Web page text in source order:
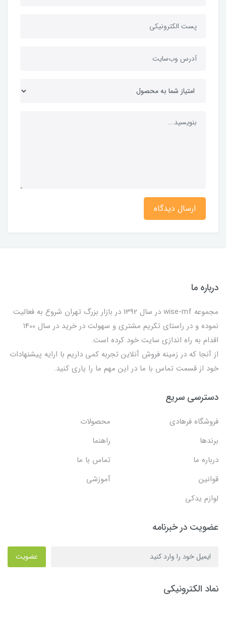
ارسال دیدگاه
درباره ما
مجموعه wise-mf در سال 1392 در بازار بزرگ تهران شروع به فعالیت
نموده و در راستای تکریم مشتری و سهولت در خرید در سال 1400
اقدام به راه اندازی سایت خود کرده است.
از آنجا که در زمینه فروش آنلاین تجربه کمی داریم با ارایه پیشنهادات
خود از قسمت تماس با ما در این مهم ما را یاری کنید.
دسترسی سریع
فروشگاه فرهادی
محصولات
برندها
راهنما
درباره ما
تماس با ما
قوانین
آموزشی
لوازم یدکی
عضویت در خبرنامه
عضویت
نماد الکترونیکی